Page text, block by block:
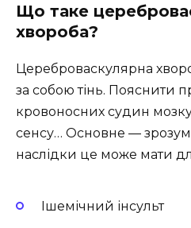
Що таке
хвороба?
Цереброваскулярна
за собою тінь. Пояснити
кровоносних судин
сенсу… Основне —
наслідки це може мати
Ішемічний інсульт